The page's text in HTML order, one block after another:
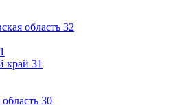
область 32
1
край 31
30